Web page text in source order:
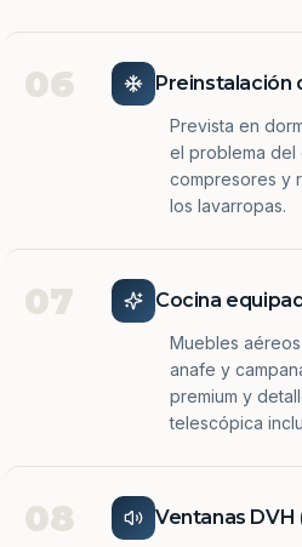
06 Preinstalación
Prevista en
el problema del
compresores y
los lavarropas.
07 Cocina
Muebles
anafe y
premium y
telescópica
08 Ventanas DVH